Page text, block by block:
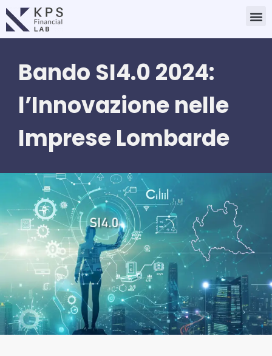
Vai
contenuto
Bando SI4.0 2024:
l’Innovazione nelle
Imprese Lombarde